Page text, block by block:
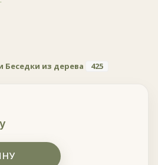
Беседки из дерева 425